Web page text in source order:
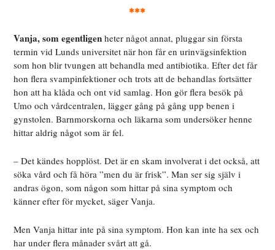
***
Vanja, som egentligen heter något annat,pluggar sin första
termin vid Lunds universitet när hon får en urinvägsinfektion
som hon blir tvungen att behandla med antibiotika. Efter det får
hon flera svampinfektioner och trots att de behandlas fortsätter
hon att ha klåda och ont vid samlag. Hon gör flera besök på
Umo och vårdcentralen, lägger gång på gång upp benen i
gynstolen. Barnmorskorna och läkarna som undersöker henne
hittar aldrig något som är fel.
– Det kändes hopplöst. Det är en skam involverat i det också, att
söka vård och få höra ”men du är frisk”. Man ser sig själv i
andras ögon, som någon som hittar på sina symptom och
känner efter för mycket, säger Vanja.
Men Vanja hittarinte på sina symptom. Hon kan inte ha sex och
har under flera månader svårt att gå.